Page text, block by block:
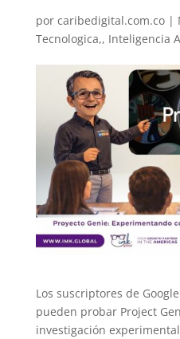
por caribedigital.com.co|
Tecnologica,, Inteligencia
Los suscriptores de
pueden probar Project
investigación